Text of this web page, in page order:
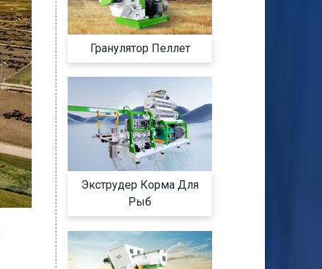
Гранулятор Пеллет
Экструдер Корма Для
Рыб